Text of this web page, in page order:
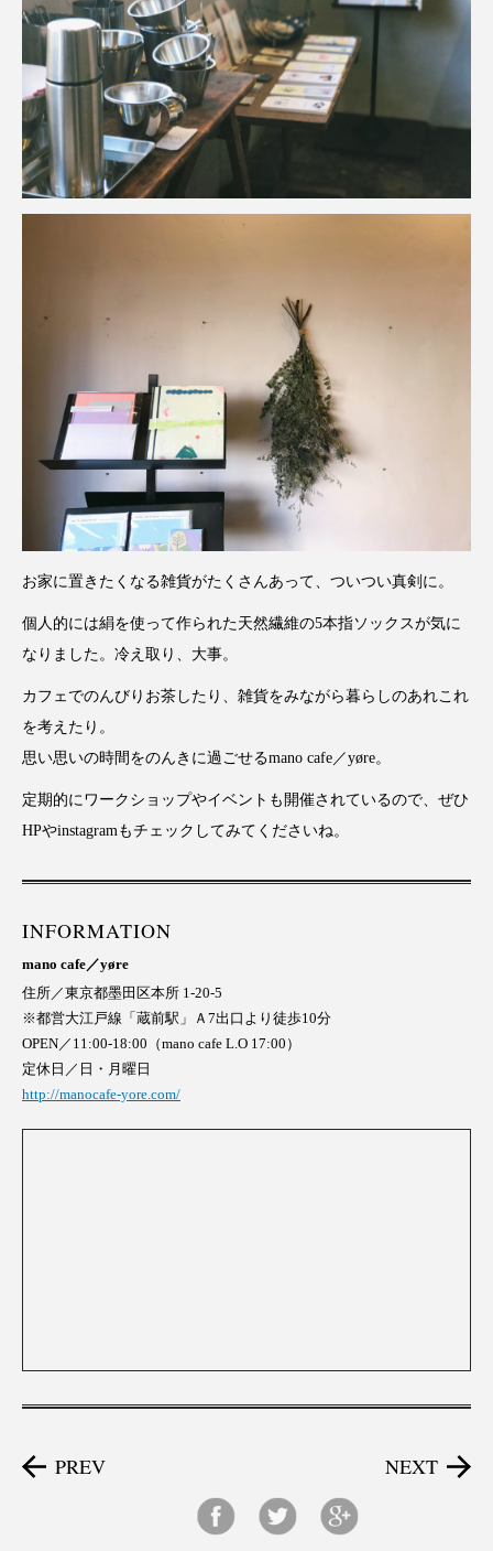
お家に置きたくなる雑貨がたくさんあって、ついつい真剣に。
個人的には絹を使って作られた天然繊維の5本指ソックスが気に
なりました。冷え取り、大事。
カフェでのんびりお茶したり、雑貨をみながら暮らしのあれこれ
を考えたり。
思い思いの時間をのんきに過ごせるmano cafe／yøre。
定期的にワークショップやイベントも開催されているので、ぜひ
HPやinstagramもチェックしてみてくださいね。
INFORMATION
mano cafe／yøre
住所／東京都墨田区本所 1-20-5
※都営大江戸線「蔵前駅」Ａ7出口より徒歩10分
OPEN／11:00-18:00（mano cafe L.O 17:00）
定休日／日・月曜日
http://manocafe-yore.com/
PREV NEXT